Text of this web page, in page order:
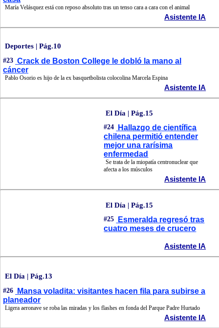
María Velásquez está con reposo absoluto tras un tenso cara a cara con el animal
Asistente IA
Deportes | Pág.10
#23 Crack de Boston College le dobló la mano al
cáncer
Pablo Osorio es hijo de la ex basquetbolista colocolina Marcela Espina
Asistente IA
El Día | Pág.15
#24
Hallazgo de científica
chilena permitió entender
mejor una rarísima
enfermedad
Se trata de la miopatía centronuclear que
afecta a los músculos
Asistente IA
El Día | Pág.15
#25
Esmeralda regresó tras
cuatro meses de crucero
Asistente IA
El Día | Pág.13
#26
Mansa voladita: visitantes hacen fila para subirse a
planeador
Ligera aeronave se roba las miradas y los flashes en fonda del Parque Padre Hurtado
Asistente IA